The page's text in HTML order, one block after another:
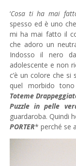
‘Cosa ti ha mai
spesso ed è uno
mi ha mai fatto il
che adoro un
Indosso il nero
adolescente e non
c’è un colore che
quel morbido
Toteme
Puzzle in pelle
guardaroba. Quindi
PORTER* perché se